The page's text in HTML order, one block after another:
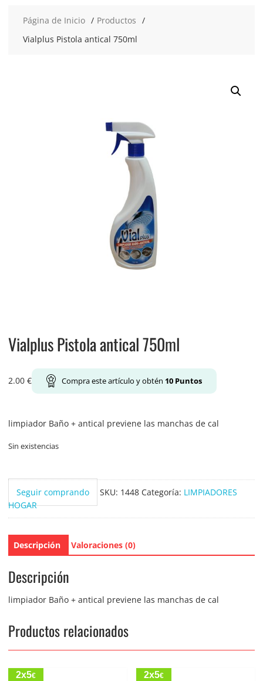
Página de Inicio
Productos
Vialplus Pistola antical 750ml
Vialplus Pistola antical 750ml
2.00 € Compra este artículo y obtén 10Puntos
limpiador Baño + antical previene las manchas de cal
Sin existencias
Seguir comprando SKU: 1448 Categoría: LIMPIADORES
HOGAR
Descripción Valoraciones (0)
Descripción
limpiador Baño + antical previene las manchas de cal
Productos relacionados
2x5€ 2x5€